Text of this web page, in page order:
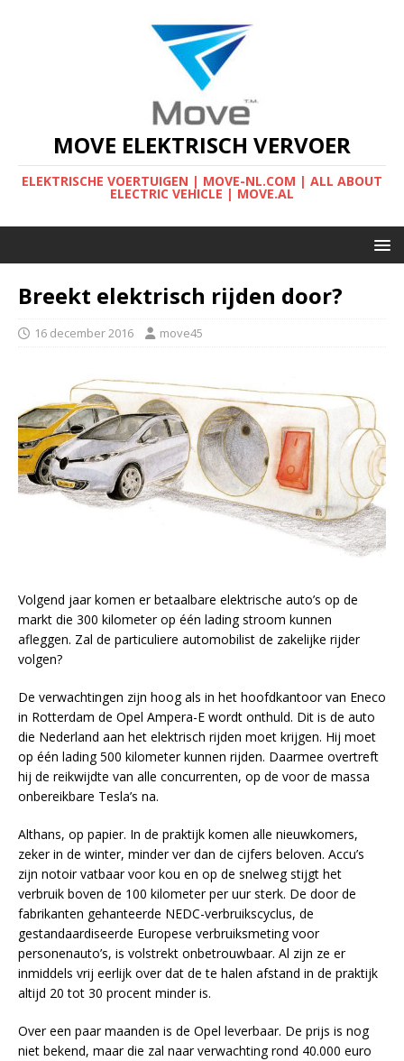
MOVE ELEKTRISCH VERVOER
ELEKTRISCHE VOERTUIGEN | MOVE-NL.COM | ALL ABOUT
ELECTRIC VEHICLE | MOVE.AL
Breekt elektrisch rijden door?
16 december 2016 move45
Volgend jaar komen er betaalbare elektrische auto’s op de
markt die 300 kilometer op één lading stroom kunnen
afleggen. Zal de particuliere automobilist de zakelijke rijder
volgen?
De verwachtingen zijn hoog als in het hoofdkantoor van Eneco
in Rotterdam de Opel Ampera-E wordt onthuld. Dit is de auto
die Nederland aan het elektrisch rijden moet krijgen. Hij moet
op één lading 500 kilometer kunnen rijden. Daarmee overtreft
hij de reikwijdte van alle concurrenten, op de voor de massa
onbereikbare Tesla’s na.
Althans, op papier. In de praktijk komen alle nieuwkomers,
zeker in de winter, minder ver dan de cijfers beloven. Accu’s
zijn notoir vatbaar voor kou en op de snelweg stijgt het
verbruik boven de 100 kilometer per uur sterk. De door de
fabrikanten gehanteerde NEDC-verbruikscyclus, de
gestandaardiseerde Europese verbruiksmeting voor
personenauto’s, is volstrekt onbetrouwbaar. Al zijn ze er
inmiddels vrij eerlijk over dat de te halen afstand in de praktijk
altijd 20 tot 30 procent minder is.
Over een paar maanden is de Opel leverbaar. De prijs is nog
niet bekend, maar die zal naar verwachting rond 40.000 euro